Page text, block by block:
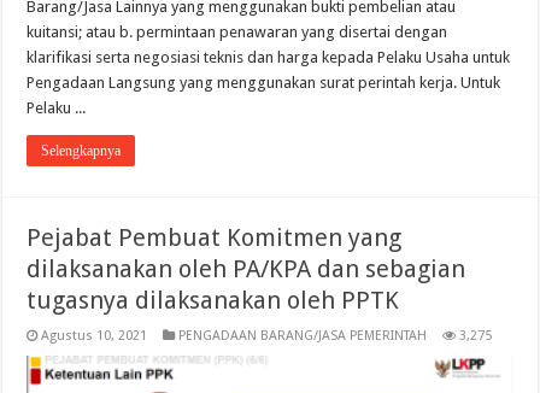
Barang/Jasa Lainnya yang menggunakan bukti pembelian atau
kuitansi; atau b. permintaan penawaran yang disertai dengan
klarifikasi serta negosiasi teknis dan harga kepada Pelaku Usaha untuk
Pengadaan Langsung yang menggunakan surat perintah kerja. Untuk
Pelaku ...
Selengkapnya
Pejabat Pembuat Komitmen yang
dilaksanakan oleh PA/KPA dan sebagian
tugasnya dilaksanakan oleh PPTK
Agustus 10, 2021 PENGADAAN BARANG/JASA PEMERINTAH 3,275